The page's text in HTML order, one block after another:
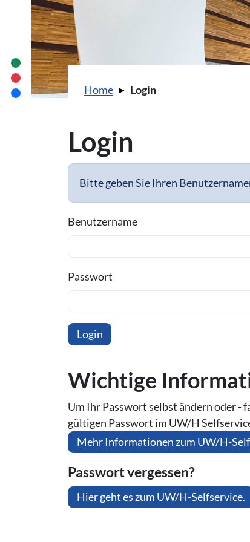
Sie sind hier:
Home Login
Login
Bitte geben Sie Ihren
Benutzername
Passwort
Wichtige
Um Ihr Passwort selbst ändern oder -
gültigen Passwort im UW/H
Mehr Informationen zum UW/H-
Passwort vergessen?
Hier geht es zum UW/H-Selfservice.